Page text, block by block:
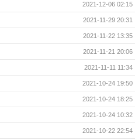
2021-12-06 02:15
2021-11-29 20:31
2021-11-22 13:35
2021-11-21 20:06
2021-11-11 11:34
2021-10-24 19:50
2021-10-24 18:25
2021-10-24 10:32
2021-10-22 22:54